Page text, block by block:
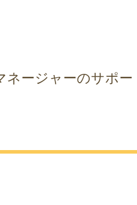
ージャーのサポ